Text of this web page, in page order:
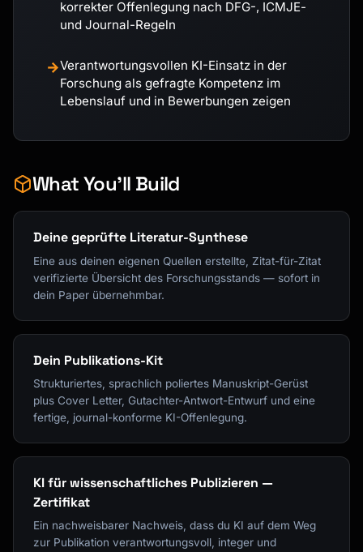
korrekter Offenlegung nach DFG-, ICMJE-
und Journal-Regeln
→Verantwortungsvollen KI-Einsatz in der
Forschung als gefragte Kompetenz im
Lebenslauf und in Bewerbungen zeigen
What You'll Build
Deine geprüfte Literatur-Synthese
Eine aus deinen eigenen Quellen erstellte, Zitat-für-Zitat
verifizierte Übersicht des Forschungsstands — sofort in
dein Paper übernehmbar.
Dein Publikations-Kit
Strukturiertes, sprachlich poliertes Manuskript-Gerüst
plus Cover Letter, Gutachter-Antwort-Entwurf und eine
fertige, journal-konforme KI-Offenlegung.
KI für wissenschaftliches Publizieren —
Zertifikat
Ein nachweisbarer Nachweis, dass du KI auf dem Weg
zur Publikation verantwortungsvoll, integer und